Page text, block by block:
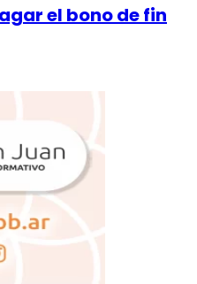
el bono de fin